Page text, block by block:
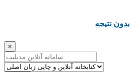
ﺑﺪﻭﻥ ﻧﺘﯿﺠﻪ
×